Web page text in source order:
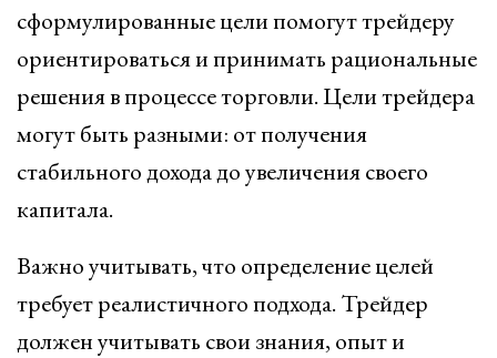
сформулированные цели помогут трейдеру
ориентироваться и принимать рациональные
решения в процессе торговли. Цели трейдера
могут быть разными: от получения
стабильного дохода до увеличения своего
капитала.
Важно учитывать, что определение целей
требует реалистичного подхода. Трейдер
должен учитывать свои знания, опыт и